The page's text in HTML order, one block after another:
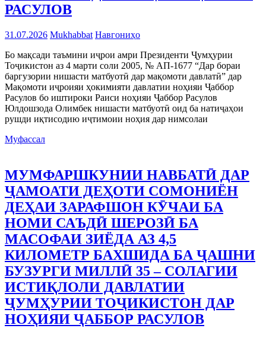
РАСУЛОВ
31.07.2026 Mukhabbat Навгониҳо
Бо мақсади таъмини иҷрои амри Президенти Ҷумҳурии
Тоҷикистон аз 4 марти соли 2005, № АП-1677 “Дар бораи
баргузории нишасти матбуотӣ дар мақомоти давлатӣ” дар
Мақомоти иҷроияи ҳокимияти давлатии ноҳияи Ҷаббор
Расулов бо иштироки Раиси ноҳияи Ҷаббор Расулов
Юлдошзода Олимбек нишасти матбуотӣ оид ба натиҷаҳои
рушди иқтисодию иҷтимоии ноҳия дар нимсолаи
Муфассал
МУМФАРШКУНИИ НАВБАТӢ ДАР
ҶАМОАТИ ДЕҲОТИ СОМОНИЁН
ДЕҲАИ ЗАРАФШОН КӮЧАИ БА
НОМИ САЪДӢ ШЕРОЗӢ БА
МАСОФАИ ЗИЁДА АЗ 4,5
КИЛОМЕТР БАХШИДА БА ҶАШНИ
БУЗУРГИ МИЛЛӢ 35 – СОЛАГИИ
ИСТИҚЛОЛИ ДАВЛАТИИ
ҶУМҲУРИИ ТОҶИКИСТОН ДАР
НОҲИЯИ ҶАББОР РАСУЛОВ